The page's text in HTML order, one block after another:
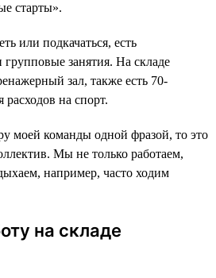
старты».
или подкачаться, есть
занятия. На складе
зал, также есть 70-
на спорт.
моей команды одной фразой, то это
Мы не только работаем,
например, часто ходим
на складе